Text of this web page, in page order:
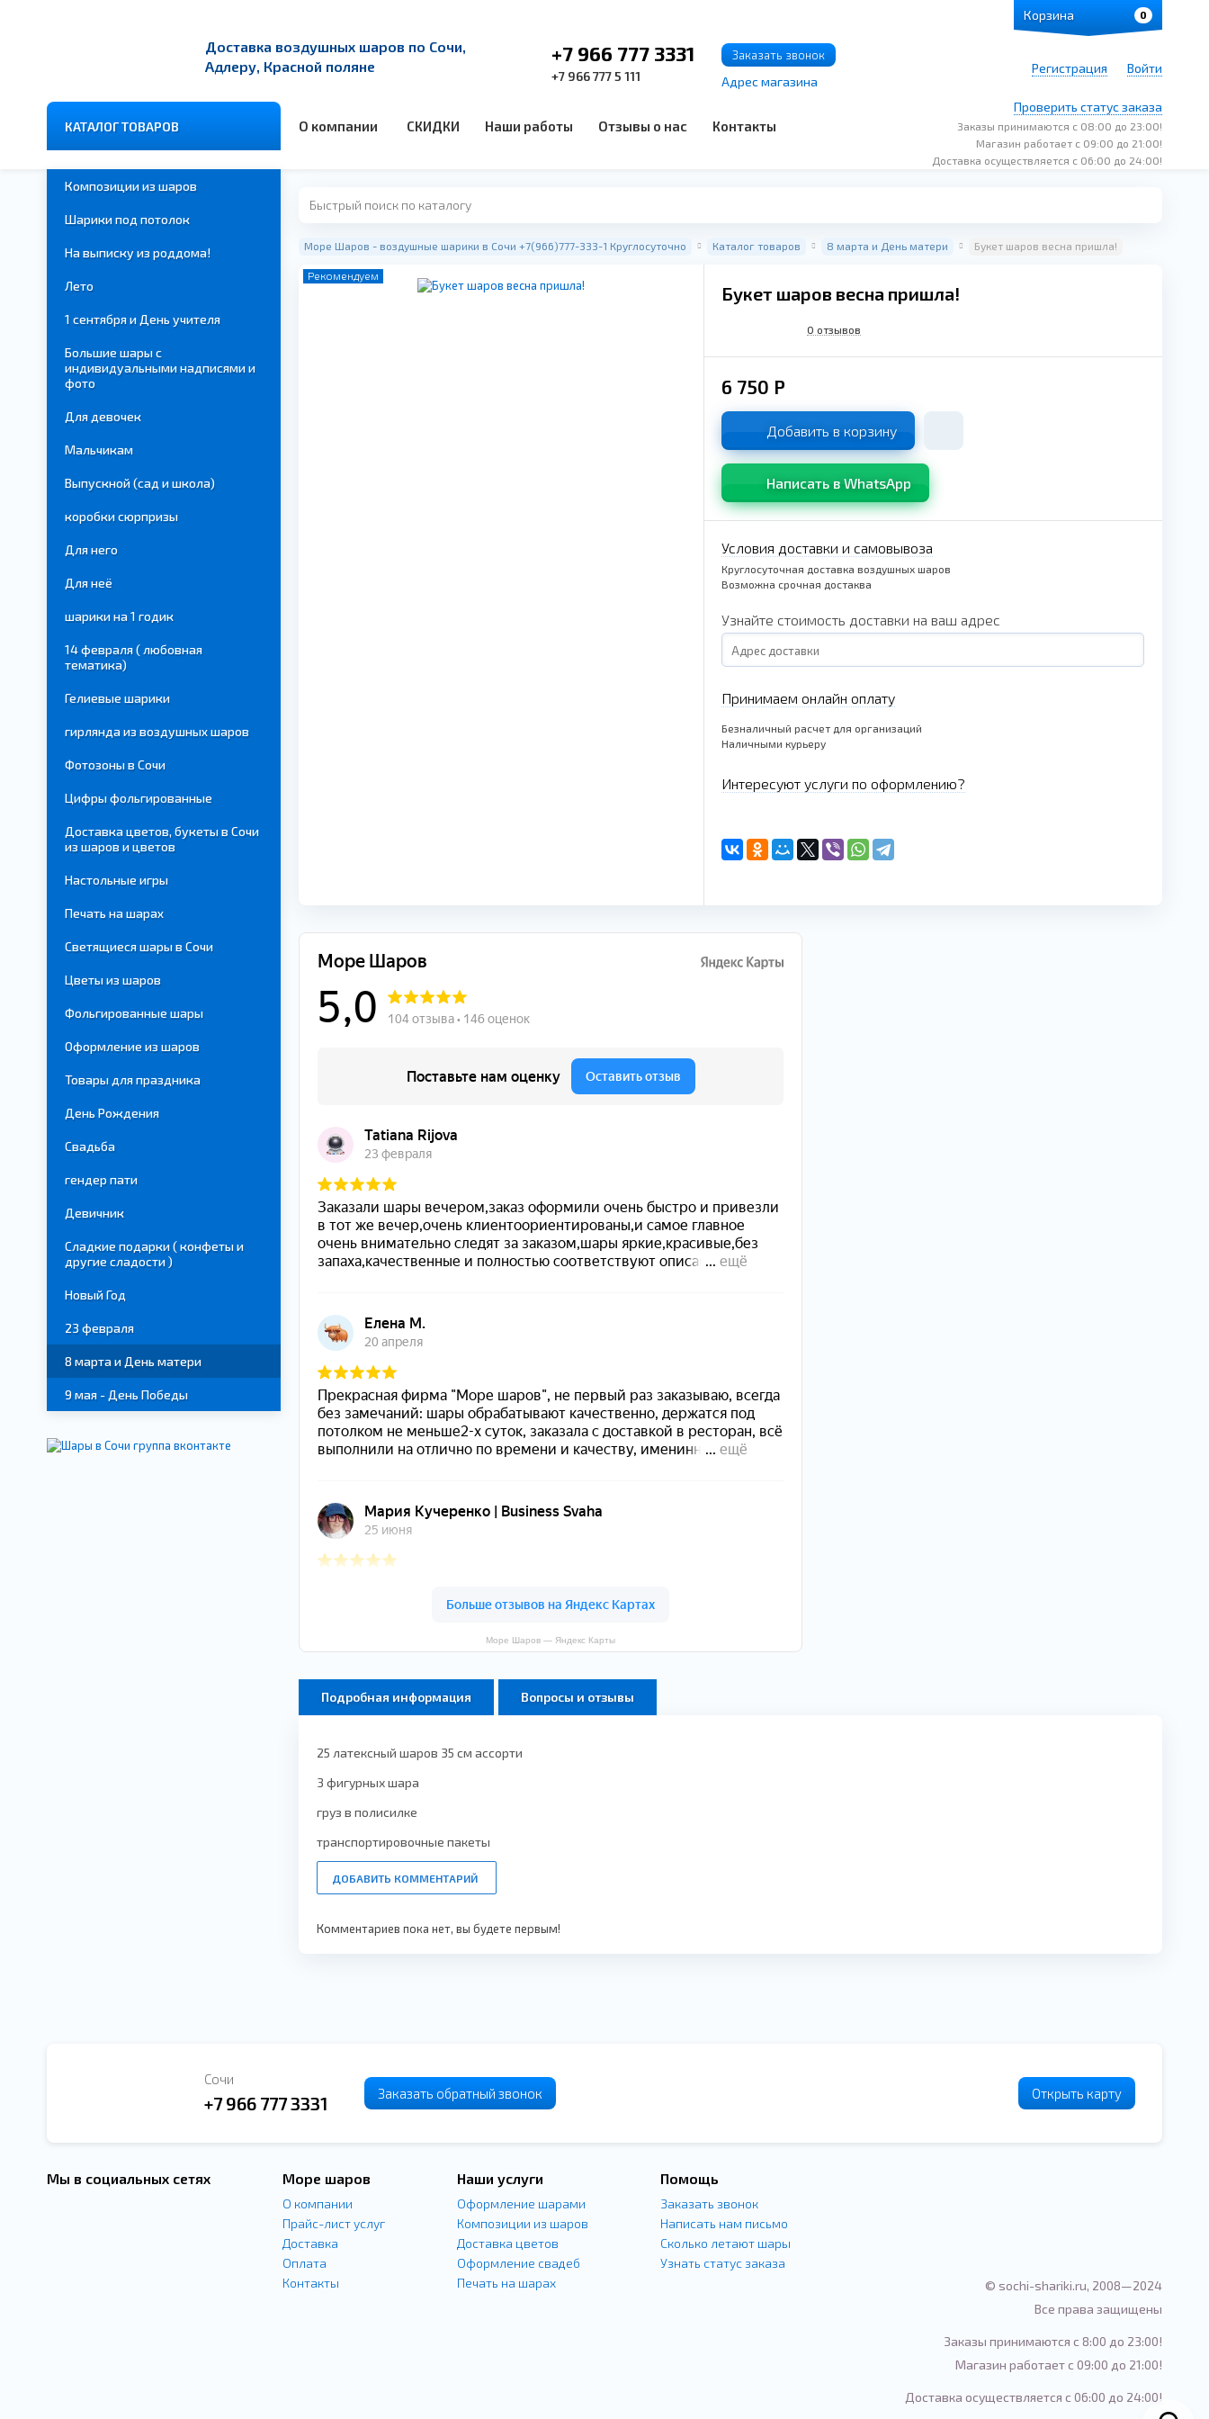
Доставка воздушных шаров по Сочи,
Адлеру, Красной поляне
+7 966 777 3331
+7 966 777 5 111
Заказать звонок
Адрес магазина
Регистрация Войти
КАТАЛОГ ТОВАРОВ О компании СКИДКИ Наши работы Отзывы о нас Контакты
Проверить статус заказа
Заказы принимаются с 08:00 до 23:00!
Магазин работает с 09:00 до 21:00!
Доставка осуществляется с 06:00 до 24:00!
Композиции из шаров
Шарики под потолок
На выписку из роддома!
Лето
1 сентября и День учителя
Большие шары с
индивидуальными надписями и
фото
Для девочек
Мальчикам
Выпускной (сад и школа)
коробки сюрпризы
Для него
Для неё
шарики на 1 годик
14 февраля ( любовная
тематика)
Гелиевые шарики
гирлянда из воздушных шаров
Фотозоны в Сочи
Цифры фольгированные
Доставка цветов, букеты в Сочи
из шаров и цветов
Настольные игры
Печать на шарах
Светящиеся шары в Сочи
Цветы из шаров
Фольгированные шары
Оформление из шаров
Товары для праздника
День Рождения
Свадьба
гендер пати
Девичник
Сладкие подарки ( конфеты и
другие сладости )
Новый Год
23 февраля
8 марта и День матери
9 мая - День Победы
Море Шаров - воздушные шарики в Сочи +7(966)777-333-1 Круглосуточно Каталог товаров 8 марта и День матери Букет шаров весна пришла!
Рекомендуем
Букет шаров весна пришла!
0 отзывов
6 750 Р
Добавить в корзину
Написать в WhatsApp
Условия доставки и самовывоза
Круглосуточная доставка воздушных шаров
Возможна срочная достаква
Узнайте стоимость доставки на ваш адрес
Принимаем онлайн оплату
Безналичный расчет для организаций
Наличными курьеру
Интересуют услуги по оформлению?
Море Шаров — Яндекс Карты
Подробная информация Вопросы и отзывы
25 латексный шаров 35 см ассорти
3 фигурных шара
груз в полисилке
транспортировочные пакеты
ДОБАВИТЬ КОММЕНТАРИЙ
Комментариев пока нет, вы будете первым!
Сочи
+7 966 777 3331 Заказать обратный звонок Открыть карту
Мы в социальных сетях Море шаров
О компании
Прайс-лист услуг
Доставка
Оплата
Контакты
Наши услуги
Оформление шарами
Композиции из шаров
Доставка цветов
Оформление свадеб
Печать на шарах
Помощь
Заказать звонок
Написать нам письмо
Сколько летают шары
Узнать статус заказа
© sochi-shariki.ru, 2008—2024
Все права защищены
Заказы принимаются с 8:00 до 23:00!
Магазин работает с 09:00 до 21:00!
Доставка осуществляется с 06:00 до 24:00!
Корзина 0